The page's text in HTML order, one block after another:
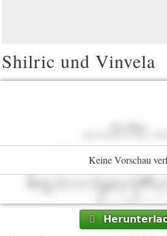
Shilric und Vinvela
Keine Vorschau